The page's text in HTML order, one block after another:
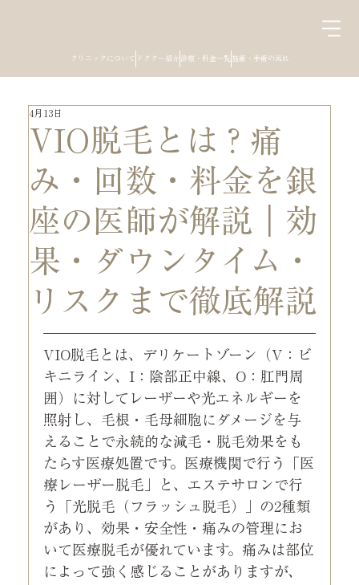
クリニックについて ドクター紹介 診療・料金一覧 施術・手術の流れ
VIO脱毛とは？痛
み・回数・料金を銀
座の医師が解説｜効
果・ダウンタイム・
リスクまで徹底解説
4月13日
VIO脱毛とは、デリケートゾーン（V：ビ
キニライン、I：陰部正中線、O：肛門周
囲）に対してレーザーや光エネルギーを
照射し、毛根・毛母細胞にダメージを与
えることで永続的な減毛・脱毛効果をも
たらす医療処置です。医療機関で行う「医
療レーザー脱毛」と、エステサロンで行
う「光脱毛（フラッシュ脱毛）」の2種類
があり、効果・安全性・痛みの管理にお
いて医療脱毛が優れています。痛みは部位
によって強く感じることがありますが、